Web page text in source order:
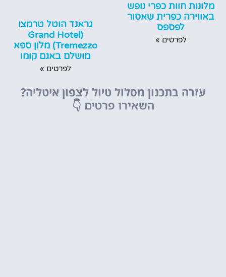
מלונות חוות כפרי נופש
באווירה כפרית שאסור
לפספס
לפרטים »
גראנד הוטל טרמצו
(‪Grand Hotel
Tremezzo‬) מלון ספא
מושלם באגם קומו
לפרטים »
עזרה בתכנון מסלול טיול לצפון איטליה?
השאירו פרטים 👇